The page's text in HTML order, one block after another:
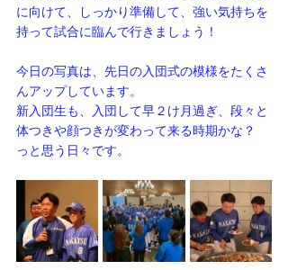
に向けて、しっかり準備して、強い気持ちを
持って試合に臨んで行きましょう！
今日の写真は、先日の入団式の模様をたくさ
んアップしています。
新入団生も、入団して早２け月過ぎ、段々と
体つきや顔つきが変わって来る時期かな？
っと思う日々です。